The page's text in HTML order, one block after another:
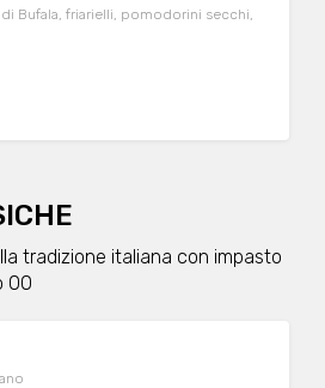
di Bufala, friarielli, pomodorini secchi,
tradizione italiana con impasto
00